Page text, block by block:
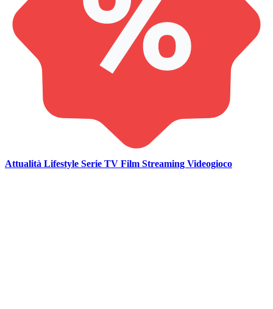
Attualità Lifestyle Serie TV Film Streaming Videogioco